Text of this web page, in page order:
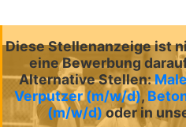
Diese Stellenanzeige ist
eine Bewerbung
Alternative Stellen:
Verputzer (m/w/d),
(m/w/d) oder in